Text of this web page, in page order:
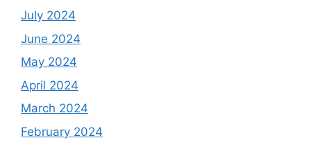
July 2024
June 2024
May 2024
April 2024
March 2024
February 2024